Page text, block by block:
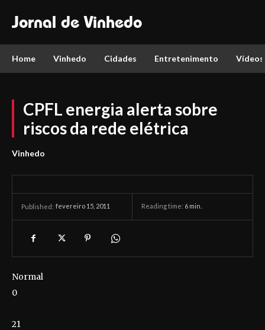
Jornal de Vinhedo
Home Vinhedo Cidades Entretenimento Vídeos
CPFL energia alerta sobre
riscos da rede elétrica
Vinhedo
Published: fevereiro 15, 2011 Reading time: 6 min.
Normal
0
21